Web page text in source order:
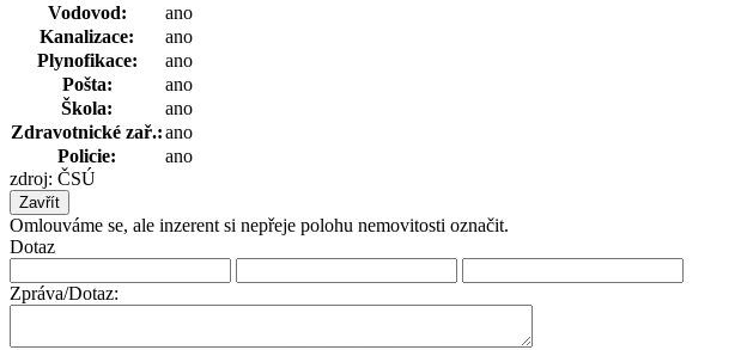
Vodovod:
ano
Kanalizace:
ano
Plynofikace:
ano
Pošta:
ano
Škola:
ano
Zdravotnické zař.:ano
Policie:
ano
zdroj: ČSÚ
Zavřít
Omlouváme se, ale inzerent si nepřeje polohu nemovitosti označit.
Dotaz
Zpráva/Dotaz: